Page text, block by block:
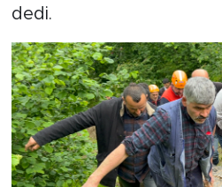
dedi.